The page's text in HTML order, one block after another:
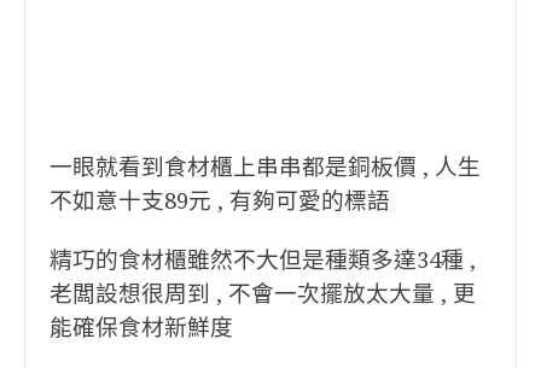
一眼就看到食材櫃上串串都是銅板價 , 人生
不如意十支89元 , 有夠可愛的標語
精巧的食材櫃雖然不大但是種類多達34種 ,
老闆設想很周到 , 不會一次擺放太大量 , 更
能確保食材新鮮度